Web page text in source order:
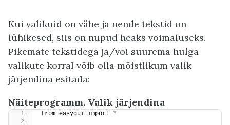
Kui valikuid on vähe ja nende tekstid on
lühikesed, siis on nupud heaks võimaluseks.
Pikemate tekstidega ja/või suurema hulga
valikute korral võib olla mõistlikum valik
järjendina esitada:
Näiteprogramm. Valik järjendina
from easygui import *